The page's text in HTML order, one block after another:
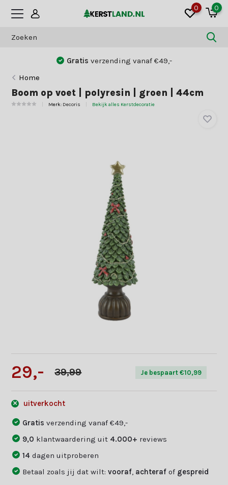
0 0
Gratis verzending vanaf €49,-
Home
Boom op voet | polyresin | groen | 44cm
Merk: Decoris Bekijk alles Kerstdecoratie
29,- 39,99 Je bespaart €10,99
uitverkocht
Gratisverzending vanaf €49,-
9,0 klantwaardering uit 4.000+ reviews
14dagen uitproberen
Betaal zoals jij dat wilt:vooraf achteraf of gespreid